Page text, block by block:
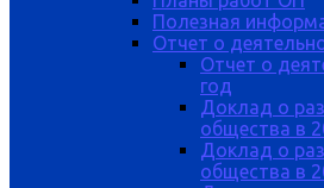
Полезная
Отчет о
Отчет о
год
Доклад о
общества в
Доклад о
общества в